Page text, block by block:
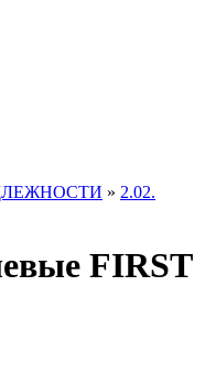
» 2.02.
FIRST